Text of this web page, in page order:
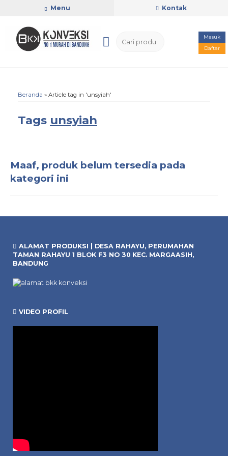
Menu Kontak
Masuk
Daftar
Beranda » Article tag in 'unsyiah'
Tags unsyiah
Maaf, produk belum tersedia pada
kategori ini
ALAMAT PRODUKSI | DESA RAHAYU, PERUMAHAN
TAMAN RAHAYU 1 BLOK F3 NO 30 KEC. MARGAASIH,
BANDUNG
VIDEO PROFIL